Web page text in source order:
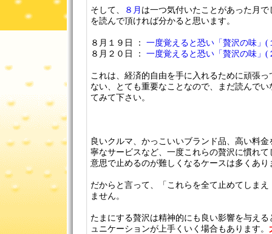
そして、 ８月 は一つ気付いたことがあった月
を読んで頂ければ分かると思います。
８月１９日 ： 一度覚えると恐い「贅沢の味」(
８月２０日 ： 一度覚えると恐い「贅沢の味」(
これは、経済的自由を手に入れるために頑張
ない、とても重要なことなので、まだ読んで
てみて下さい。
良いクルマ、かっこいいブランド品、高い料
寧なサービスなど、一度これらの贅沢に慣れ
意思で止めるのが難しくなるケースは多くあり
だからと言って、「これらを全て止めてしま
ません。
たまにする贅沢は精神的にも良い影響を与え
ュニケーションが上手くいく場合もあります。